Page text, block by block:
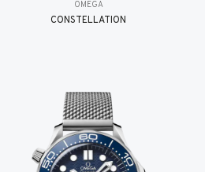
OMEGA
CONSTELLATION